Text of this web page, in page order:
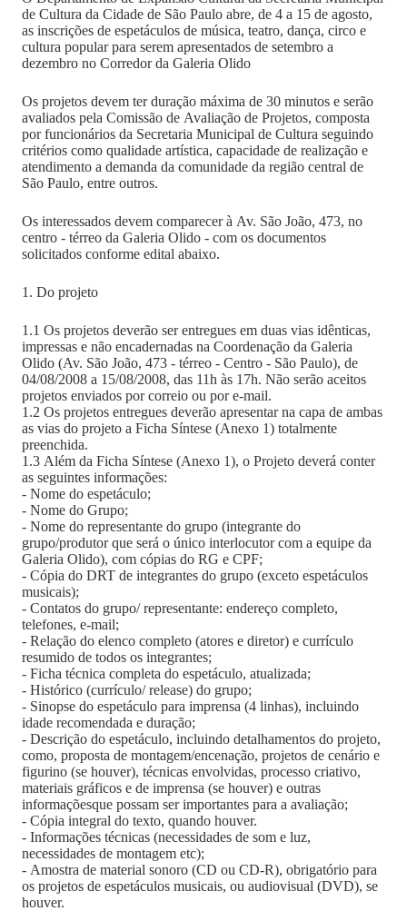
de Cultura da Cidade de São Paulo abre, de 4 a 15 de agosto,
as inscrições de espetáculos de música, teatro, dança, circo e
cultura popular para serem apresentados de setembro a
dezembro no Corredor da Galeria Olido
Os projetos devem ter duração máxima de 30 minutos e serão
avaliados pela Comissão de Avaliação de Projetos, composta
por funcionários da Secretaria Municipal de Cultura seguindo
critérios como qualidade artística, capacidade de realização e
atendimento a demanda da comunidade da região central de
São Paulo, entre outros.
Os interessados devem comparecer à Av. São João, 473, no
centro - térreo da Galeria Olido - com os documentos
solicitados conforme edital abaixo.
1. Do projeto
1.1 Os projetos deverão ser entregues em duas vias idênticas,
impressas e não encadernadas na Coordenação da Galeria
Olido (Av. São João, 473 - térreo - Centro - São Paulo), de
04/08/2008 a 15/08/2008, das 11h às 17h. Não serão aceitos
projetos enviados por correio ou por e-mail.
1.2 Os projetos entregues deverão apresentar na capa de ambas
as vias do projeto a Ficha Síntese (Anexo 1) totalmente
preenchida.
1.3 Além da Ficha Síntese (Anexo 1), o Projeto deverá conter
as seguintes informações:
- Nome do espetáculo;
- Nome do Grupo;
- Nome do representante do grupo (integrante do
grupo/produtor que será o único interlocutor com a equipe da
Galeria Olido), com cópias do RG e CPF;
- Cópia do DRT de integrantes do grupo (exceto espetáculos
musicais);
- Contatos do grupo/ representante: endereço completo,
telefones, e-mail;
- Relação do elenco completo (atores e diretor) e currículo
resumido de todos os integrantes;
- Ficha técnica completa do espetáculo, atualizada;
- Histórico (currículo/ release) do grupo;
- Sinopse do espetáculo para imprensa (4 linhas), incluindo
idade recomendada e duração;
- Descrição do espetáculo, incluindo detalhamentos do projeto,
como, proposta de montagem/encenação, projetos de cenário e
figurino (se houver), técnicas envolvidas, processo criativo,
materiais gráficos e de imprensa (se houver) e outras
informaçõesque possam ser importantes para a avaliação;
- Cópia integral do texto, quando houver.
- Informações técnicas (necessidades de som e luz,
necessidades de montagem etc);
- Amostra de material sonoro (CD ou CD-R), obrigatório para
os projetos de espetáculos musicais, ou audiovisual (DVD), se
houver.